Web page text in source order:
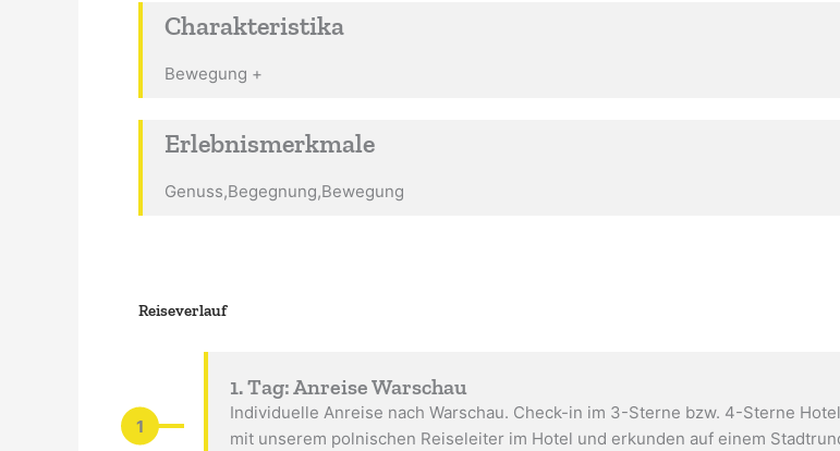
Charakteristika
Bewegung +
Erlebnismerkmale
Genuss,Begegnung,Bewegung
Reiseverlauf
1
1. Tag: Anreise Warschau
Individuelle Anreise nach Warschau. Check-in im 3-Sterne bzw. 4-Sterne
mit unserem polnischen Reiseleiter im Hotel und erkunden auf einem